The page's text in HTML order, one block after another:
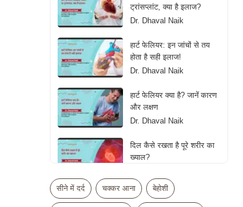
ट्रांसप्लांट, क्या है इलाज?
Dr. Dhaval Naik
हार्ट फेलियर: इन जांचों से तय
होता है सही इलाज!
Dr. Dhaval Naik
हार्ट फेलियर क्या है? जानें कारण
और लक्षण
Dr. Dhaval Naik
दिल कैसे रखता है पूरे शरीर का
ख्याल?
क्या ज्यादा एक्सरसाइज बन
सीने में दर्द चक्कर आना बेहोशी